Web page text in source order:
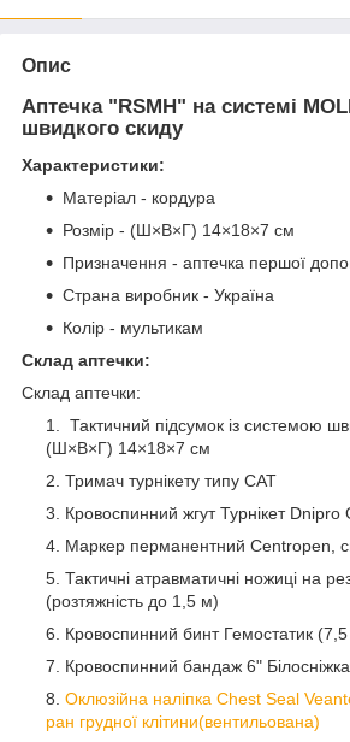
Опис
Аптечка "RSMH" на системі
швидкого скиду
Характеристики:
Матеріал - кордура
Розмір - (Ш×В×Г) 14×18×7 см
Призначення - аптечка першої
Страна виробник - Україна
Колір - мультикам
Склад аптечки:
Склад аптечки:
Тактичний підсумок із системою
(Ш×В×Г) 14×18×7 см
Тримач турнікету типу CAT
Кровоспинний жгут Турнікет Dnipro
Маркер перманентний Centropen,
Тактичні атравматичні ножиці на
(розтяжність до 1,5 м)
Кровоспинний бинт Гемостатик
Кровоспинний бандаж 6" Білосніжка
Оклюзійна наліпка Chest Seal
ран грудної клітини(вентильована)